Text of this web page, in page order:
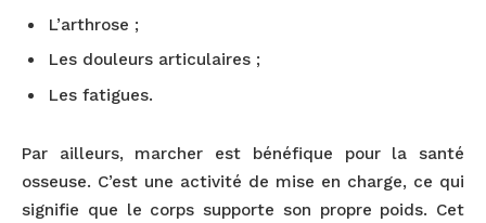
L’arthrose ;
Les douleurs articulaires ;
Les fatigues.
Par ailleurs, marcher est bénéfique pour la santé
osseuse. C’est une activité de mise en charge, ce qui
signifie que le corps supporte son propre poids. Cet